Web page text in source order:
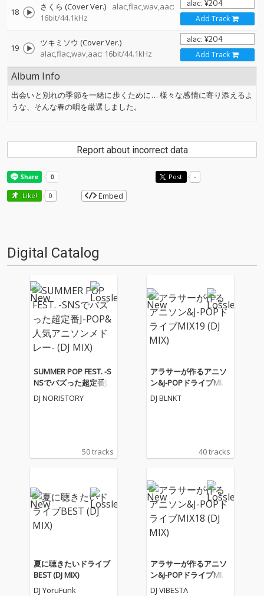
18 さくら (Cover Ver.)
alac,flac,wav,aac:
16bit/44.1kHz
Add Track
19
ツキミソウ (Cover Ver.)
alac,flac,wav,aac: 16bit/44.1kHz
Add Track
Album Info
出会いと別れの季節を一緒に歩くために… 様々な感情に寄り添えるよ
うな、そんな春の唄を厳選しました。
Report about incorrect data
Post -
Like! 0 Embed
Digital Catalog
SUMMER POP FEST. -S
NSでバズった超定番J-P
OP&人気アニソンメド
レー- (DJ MIX)
DJ NORISTORY
50 tracks
アラサーが作るアニソ
ン&J-POPドライブMIX1
9 (DJ MIX)
DJ BLNKT
40 tracks
夏に聴きたいドライブ
BEST (DJ MIX)
DJ YoruFunk
アラサーが作るアニソ
ン&J-POPドライブMIX1
8 (DJ MIX)
DJ VIBESTA